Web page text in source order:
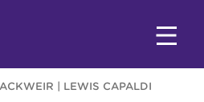
| LEWIS CAPALDI